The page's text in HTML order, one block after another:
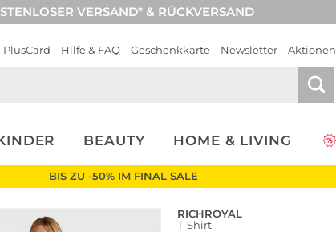
VERSAND* & RÜCKVERSAND
PlusCard Hilfe & FAQ Geschenkkarte Newsletter Aktionen
BEAUTY HOME & LIVING
BIS ZU -50% IM FINAL SALE
RICHROYAL
T-Shirt